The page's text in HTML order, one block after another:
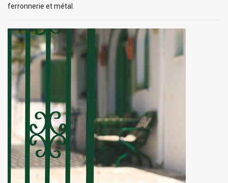
ferronnerie et métal.